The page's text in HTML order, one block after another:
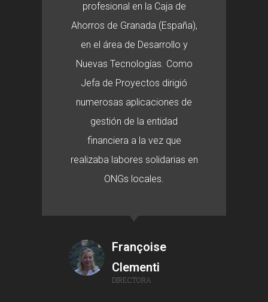
profesional en la Caja de
Ahorros de Granada (España),
en el área de Desarrollo y
Nuevas Tecnologías. Como
Jefa de Proyectos dirigió
numerosas aplicaciones de
gestión de la entidad
financiera a la vez que
realizaba labores solidarias en
ONGs locales.
Françoise
Clementi
DIRECTORA